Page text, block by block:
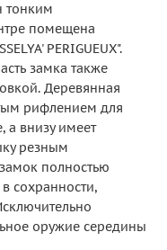
тонким
помещена
PERIGUEUX".
замка также
Деревянная
рифлением для
а внизу имеет
резным
полностью
сохранности,
оружие середины